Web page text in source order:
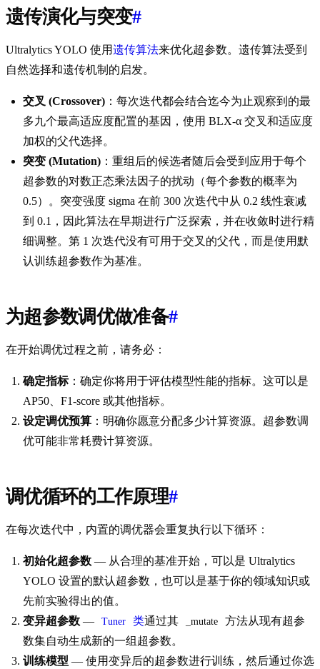
遗传演化与突变#
Ultralytics YOLO 使用遗传算法来优化超参数。遗传算法受到
自然选择和遗传机制的启发。
交叉 (Crossover) ：每次迭代都会结合迄今为止观察到的最
多九个最高适应度配置的基因，使用 BLX-α 交叉和适应度
加权的父代选择。
突变 (Mutation) ：重组后的候选者随后会受到应用于每个
超参数的对数正态乘法因子的扰动（每个参数的概率为
0.5）。突变强度 sigma 在前 300 次迭代中从 0.2 线性衰减
到 0.1，因此算法在早期进行广泛探索，并在收敛时进行精
细调整。第 1 次迭代没有可用于交叉的父代，而是使用默
认训练超参数作为基准。
为超参数调优做准备#
在开始调优过程之前，请务必：
确定指标：确定你将用于评估模型性能的指标。这可以是
AP50、F1-score 或其他指标。
设定调优预算 ：明确你愿意分配多少计算资源。超参数调
优可能非常耗费计算资源。
调优循环的工作原理#
在每次迭代中，内置的调优器会重复执行以下循环：
初始化超参数 — 从合理的基准开始，可以是 Ultralytics
YOLO 设置的默认超参数，也可以是基于你的领域知识或
先前实验得出的值。
变异超参数 — Tuner 类通过其 _mutate
方法从现有超参
数集自动生成新的一组超参数。
训练模型 — 使用变异后的超参数进行训练，然后通过你选